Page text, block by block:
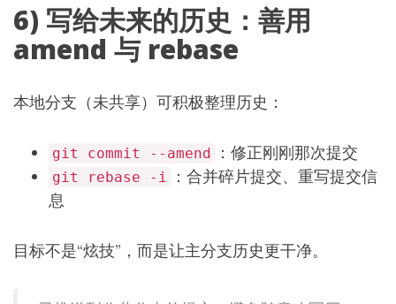
6) 写给未来的历史：善用
amend 与 rebase
本地分支（未共享）可积极整理历史：
git commit --amend ：修正刚刚那次提交
git rebase -i
：合并碎片提交、重写提交信
息
目标不是“炫技”，而是让主分支历史更干净。